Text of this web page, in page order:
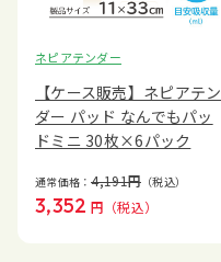
ネピアテンダー
【ケース販売】ネピアテン
ダー パッド なんでもパッ
ドミニ 30枚×6パック
通常価格：4,191円 （税込）
3,352 円 （税込）